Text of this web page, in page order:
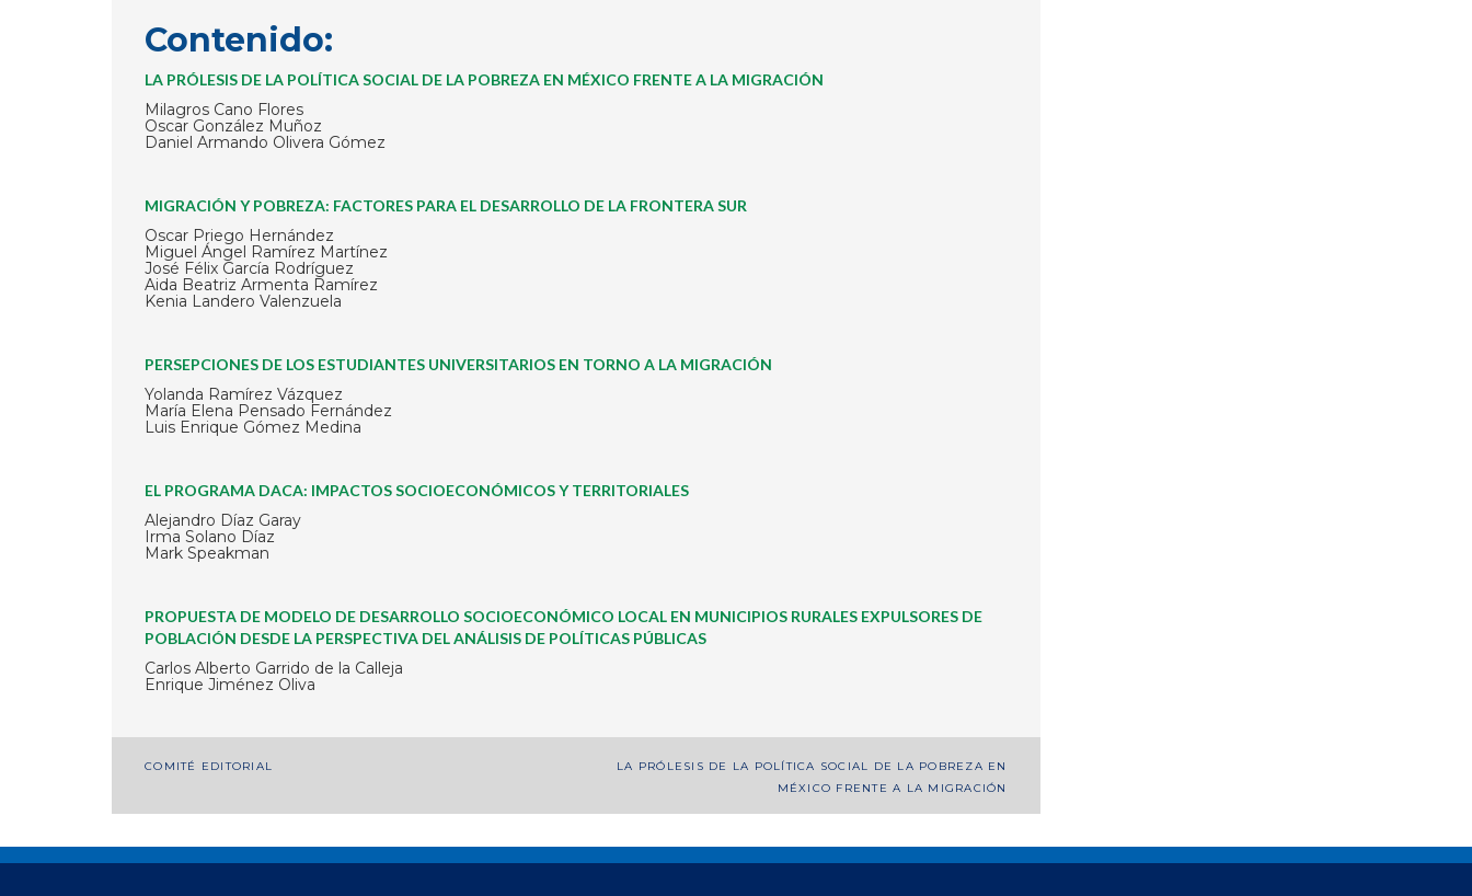
Contenido:
LA PRÓLESIS DE LA POLÍTICA SOCIAL DE LA POBREZA EN MÉXICO FRENTE A LA MIGRACIÓN
Milagros Cano Flores
Oscar González Muñoz
Daniel Armando Olivera Gómez
MIGRACIÓN Y POBREZA: FACTORES PARA EL DESARROLLO DE LA FRONTERA SUR
Oscar Priego Hernández
Miguel Ángel Ramírez Martínez
José Félix García Rodríguez
Aida Beatriz Armenta Ramírez
Kenia Landero Valenzuela
PERSEPCIONES DE LOS ESTUDIANTES UNIVERSITARIOS EN TORNO A LA MIGRACIÓN
Yolanda Ramírez Vázquez
María Elena Pensado Fernández
Luis Enrique Gómez Medina
EL PROGRAMA DACA: IMPACTOS SOCIOECONÓMICOS Y TERRITORIALES
Alejandro Díaz Garay
Irma Solano Díaz
Mark Speakman
PROPUESTA DE MODELO DE DESARROLLO SOCIOECONÓMICO LOCAL EN MUNICIPIOS RURALES EXPULSORES DE
POBLACIÓN DESDE LA PERSPECTIVA DEL ANÁLISIS DE POLÍTICAS PÚBLICAS
Carlos Alberto Garrido de la Calleja
Enrique Jiménez Oliva
Navegación
de
entradas
COMITÉ EDITORIAL
LA PRÓLESIS DE LA POLÍTICA SOCIAL DE LA POBREZA EN
MÉXICO FRENTE A LA MIGRACIÓN